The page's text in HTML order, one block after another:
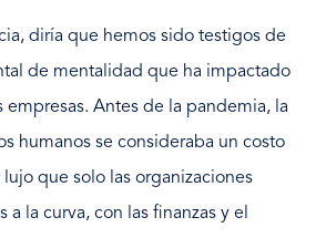
diría que hemos sido testigos de
de mentalidad que ha impactado
empresas. Antes de la pandemia, la
humanos se consideraba un costo
que solo las organizaciones
a la curva, con las finanzas y el